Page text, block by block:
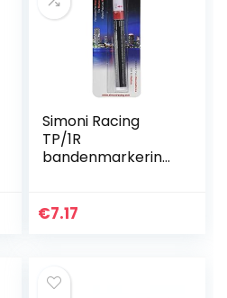
Simoni Racing
TP/1R
bandenmarkering
€7.17